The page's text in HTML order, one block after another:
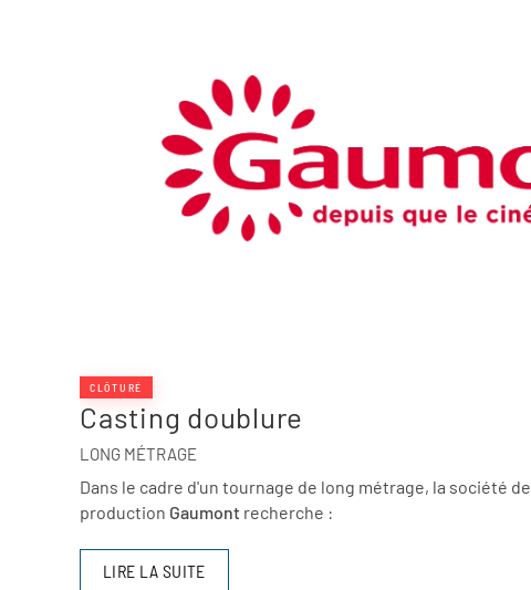
CLÔTURÉ
Casting doublure
LONG MÉTRAGE
Dans le cadre d'un tournage de long métrage, la société de
production Gaumont recherche :
LIRE LA SUITE